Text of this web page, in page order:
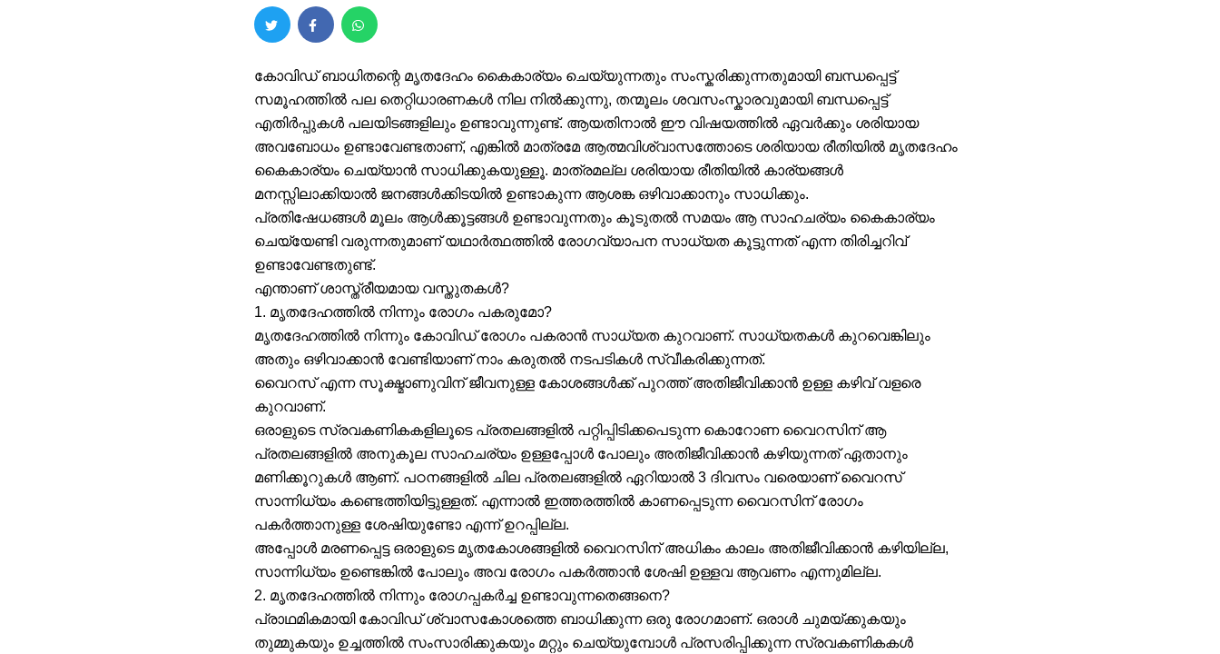
കോവിഡ് ബാധിതന്റെ മൃതദേഹം കൈകാര്യം ചെയ്യുന്നതും സംസ്കരിക്കുന്നതുമായി ബന്ധപ്പെട്ട്
സമൂഹത്തിൽ പല തെറ്റിധാരണകൾ നില നിൽക്കുന്നു, തന്മൂലം ശവസംസ്കാരവുമായി ബന്ധപ്പെട്ട്
എതിർപ്പുകൾ പലയിടങ്ങളിലും ഉണ്ടാവുന്നുണ്ട്. ആയതിനാൽ ഈ വിഷയത്തിൽ ഏവർക്കും ശരിയായ
അവബോധം ഉണ്ടാവേണ്ടതാണ്, എങ്കിൽ മാത്രമേ ആത്മവിശ്വാസത്തോടെ ശരിയായ രീതിയിൽ മൃതദേഹം
കൈകാര്യം ചെയ്യാൻ സാധിക്കുകയുള്ളൂ. മാത്രമല്ല ശരിയായ രീതിയിൽ കാര്യങ്ങൾ
മനസ്സിലാക്കിയാൽ ജനങ്ങൾക്കിടയിൽ ഉണ്ടാകുന്ന ആശങ്ക ഒഴിവാക്കാനും സാധിക്കും.
പ്രതിഷേധങ്ങൾ മൂലം ആൾക്കൂട്ടങ്ങൾ ഉണ്ടാവുന്നതും കൂടുതൽ സമയം ആ സാഹചര്യം കൈകാര്യം
ചെയ്യേണ്ടി വരുന്നതുമാണ് യഥാർത്ഥത്തിൽ രോഗവ്യാപന സാധ്യത കൂട്ടുന്നത് എന്ന തിരിച്ചറിവ്
ഉണ്ടാവേണ്ടതുണ്ട്.
എന്താണ് ശാസ്ത്രീയമായ വസ്തുതകൾ?
1. മൃതദേഹത്തിൽ നിന്നും രോഗം പകരുമോ?
മൃതദേഹത്തിൽ നിന്നും കോവിഡ് രോഗം പകരാൻ സാധ്യത കുറവാണ്. സാധ്യതകൾ കുറവെങ്കിലും
അതും ഒഴിവാക്കാൻ വേണ്ടിയാണ് നാം കരുതൽ നടപടികൾ സ്വീകരിക്കുന്നത്.
വൈറസ് എന്ന സൂക്ഷ്മാണുവിന് ജീവനുള്ള കോശങ്ങൾക്ക് പുറത്ത് അതിജീവിക്കാൻ ഉള്ള കഴിവ് വളരെ
കുറവാണ്.
ഒരാളുടെ സ്രവകണികകളിലൂടെ പ്രതലങ്ങളിൽ പറ്റിപ്പിടിക്കപെടുന്ന കൊറോണ വൈറസിന് ആ
പ്രതലങ്ങളിൽ അനുകൂല സാഹചര്യം ഉള്ളപ്പോൾ പോലും അതിജീവിക്കാൻ കഴിയുന്നത് ഏതാനും
മണിക്കൂറുകൾ ആണ്. പഠനങ്ങളിൽ ചില പ്രതലങ്ങളിൽ ഏറിയാൽ 3 ദിവസം വരെയാണ് വൈറസ്
സാന്നിധ്യം കണ്ടെത്തിയിട്ടുള്ളത്. എന്നാൽ ഇത്തരത്തിൽ കാണപ്പെടുന്ന വൈറസിന് രോഗം
പകർത്താനുള്ള ശേഷിയുണ്ടോ എന്ന് ഉറപ്പില്ല.
അപ്പോൾ മരണപ്പെട്ട ഒരാളുടെ മൃതകോശങ്ങളിൽ വൈറസിന് അധികം കാലം അതിജീവിക്കാൻ കഴിയില്ല,
സാന്നിധ്യം ഉണ്ടെങ്കിൽ പോലും അവ രോഗം പകർത്താൻ ശേഷി ഉള്ളവ ആവണം എന്നുമില്ല.
2. മൃതദേഹത്തിൽ നിന്നും രോഗപ്പകർച്ച ഉണ്ടാവുന്നതെങ്ങനെ?
പ്രാഥമികമായി കോവിഡ് ശ്വാസകോശത്തെ ബാധിക്കുന്ന ഒരു രോഗമാണ്. ഒരാൾ ചുമയ്ക്കുകയും
തുമ്മുകയും ഉച്ചത്തിൽ സംസാരിക്കുകയും മറ്റും ചെയ്യുമ്പോൾ പ്രസരിപ്പിക്കുന്ന സ്രവകണികകൾ